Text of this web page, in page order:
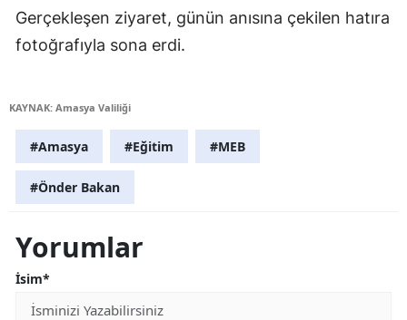
Gerçekleşen ziyaret, günün anısına çekilen hatıra
fotoğrafıyla sona erdi.
KAYNAK: Amasya Valiliği
#Amasya #Eğitim #MEB
#Önder Bakan
Yorumlar
İsim*